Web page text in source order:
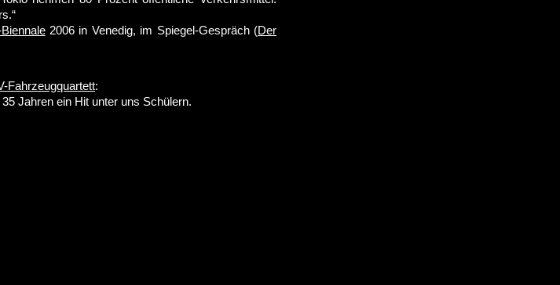
2006 in Venedig, im Spiegel-Gespräch (Der
Fahrzeugquartett:
Jahren ein Hit unter uns Schülern.